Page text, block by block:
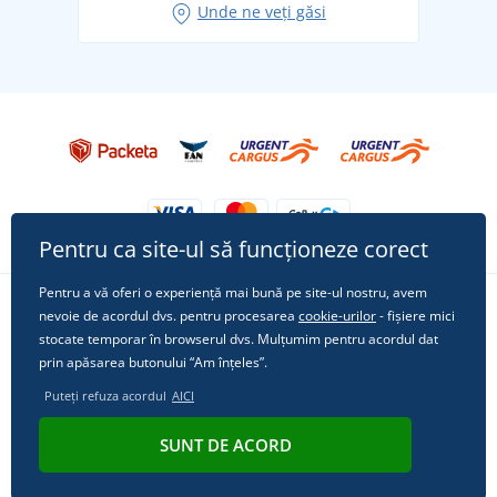
Tricoul preferat City în rol principal: ținute pentru
Unde ne veți găsi
Urmărește-ne pe rețelele sociale
© 2011 - 2026, Dual Trade s.r.o. | Din punct de vedere tehnic oferă
Pentru ca site-ul să funcționeze corect
Pentru a vă oferi o experiență mai bună pe site-ul nostru, avem
nevoie de acordul dvs. pentru procesarea cookie-urilor- fișiere mici
stocate temporar în browserul dvs. Mulțumim pentru acordul dat
prin apăsarea butonului “Am înțeles”.
Puteți refuza acordul AICI
SUNT DE ACORD